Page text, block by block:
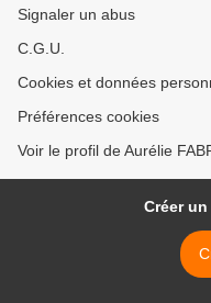
Signaler un abus
C.G.U.
Cookies et données
Préférences cookies
Voir le profil de Aurélie
Créer